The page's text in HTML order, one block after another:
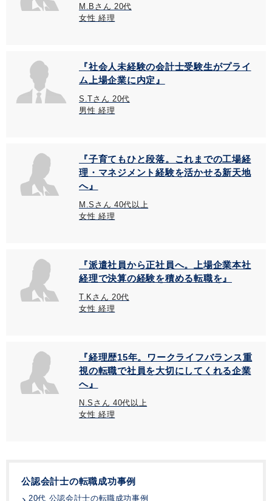
M.Bさん 20代
女性 経理
『社会人未経験の会計士受験生がプライ
ム上場企業に内定』
S.Tさん 20代
男性 経理
『子育てもひと段落。これまでの工場経
理・マネジメント経験を活かせる新天地
へ』
M.Sさん 40代以上
女性 経理
『派遣社員から正社員へ。上場企業本社
経理で決算の経験を積める転職を』
T.Kさん 20代
女性 経理
『経理歴15年。ワークライフバランス重
視の転職で社員を大切にしてくれる企業
へ』
N.Sさん 40代以上
女性 経理
公認会計士の転職成功事例
20代 公認会計士の転職成功事例